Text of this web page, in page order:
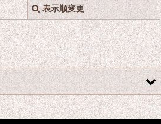
表示順変更 閉じる
(全商品)